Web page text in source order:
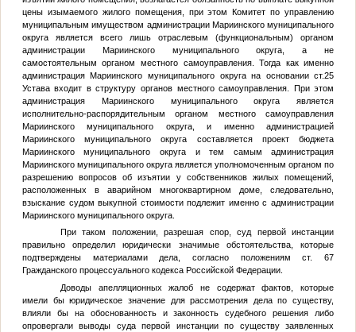
цены изымаемого жилого помещения, при этом Комитет по управлению
муниципальным имуществом администрации Мариинского муниципального
округа является всего лишь отраслевым (функциональным) органом
администрации Мариинского муниципального округа, а не
самостоятельным органом местного самоуправления. Тогда как именно
администрация Мариинского муниципального округа на основании ст.25
Устава входит в структуру органов местного самоуправления. При этом
администрация Мариинского муниципального округа является
исполнительно-распорядительным органом местного самоуправления
Мариинского муниципального округа, и именно администрацией
Мариинского муниципального округа составляется проект бюджета
Мариинского муниципального округа и тем самым администрация
Мариинского муниципального округа является уполномоченным органом по
разрешению вопросов об изъятии у собственников жилых помещений,
расположенных в аварийном многоквартирном доме, следовательно,
взыскание судом выкупной стоимости подлежит именно с администрации
Мариинского муниципального округа.
При таком положении, разрешая спор, суд первой инстанции
правильно определил юридически значимые обстоятельства, которые
подтверждены материалами дела, согласно положениям ст. 67
Гражданского процессуального кодекса Российской Федерации.
Доводы апелляционных жалоб не содержат фактов, которые
имели бы юридическое значение для рассмотрения дела по существу,
влияли бы на обоснованность и законность судебного решения либо
опровергали выводы суда первой инстанции по существу заявленных